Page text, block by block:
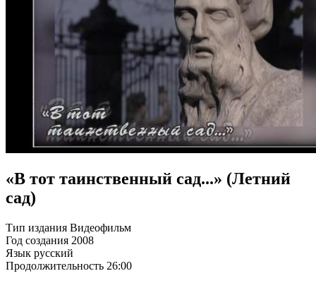
«В тот таинственный сад...» (Летний
сад)
Тип издания Видеофильм
Год создания 2008
Язык русский
Продолжительность 26:00